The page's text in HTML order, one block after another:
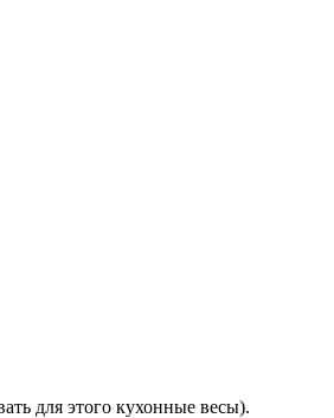
для этого кухонные весы).